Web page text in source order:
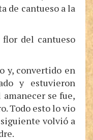
de cantueso a la
del cantueso
y, convertido en
y estuvieron
se fue,
Todo esto lo vio
volvió a